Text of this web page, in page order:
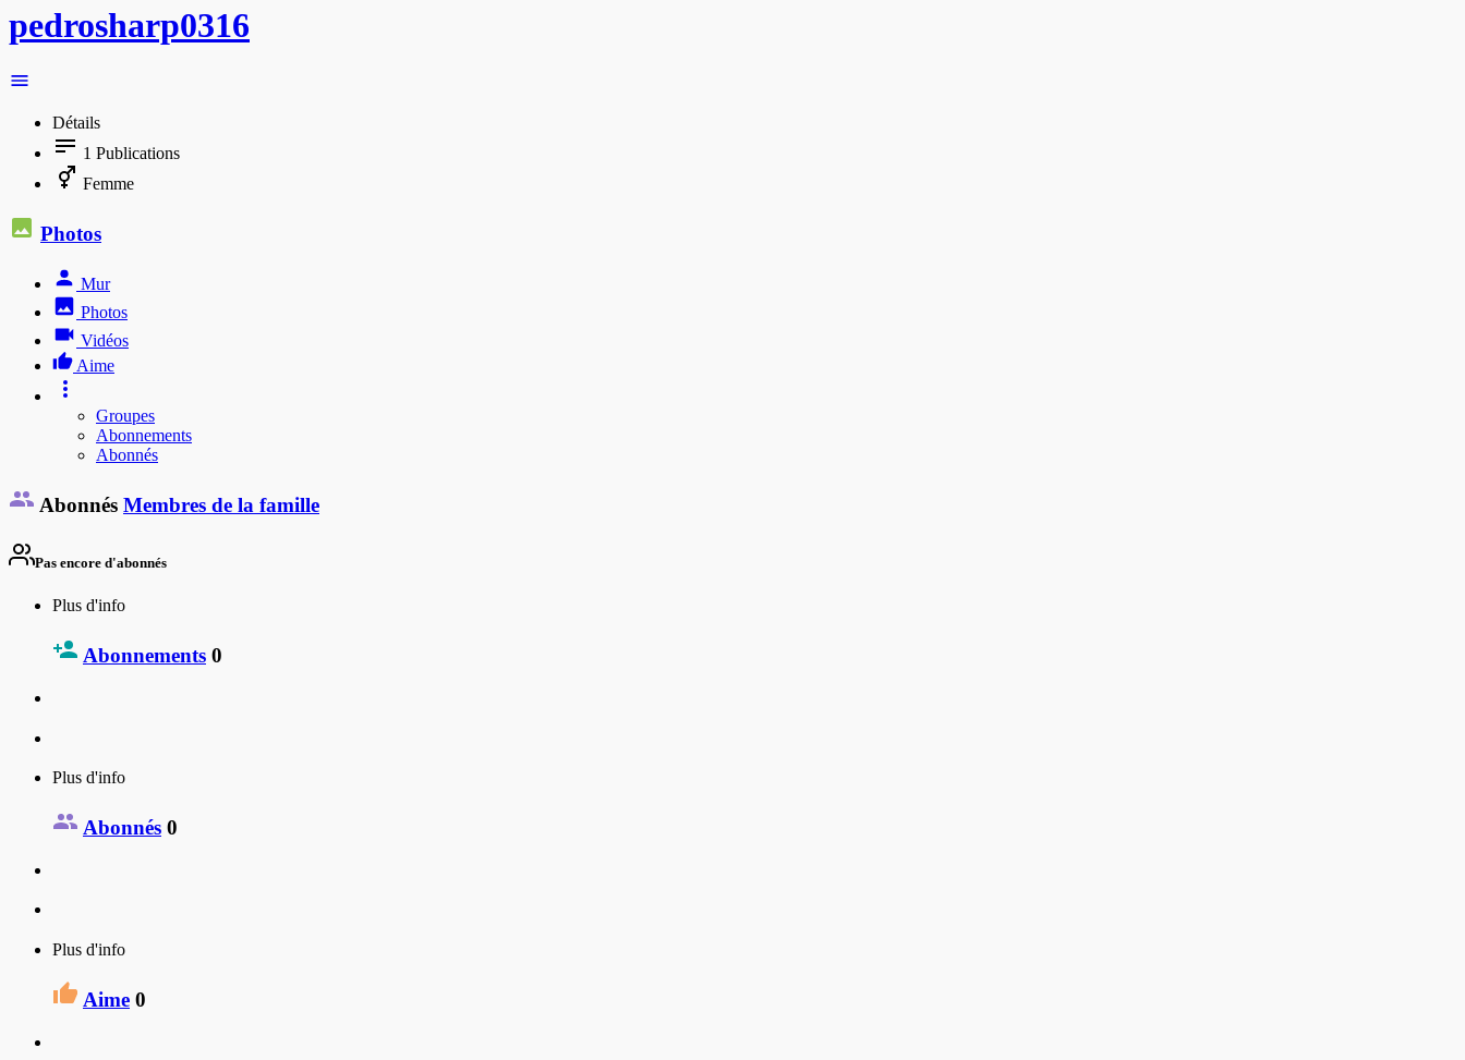
pedrosharp0316
Détails
1 Publications
Femme
Photos
Mur
Photos
Vidéos
Aime
Groupes
Abonnements
Abonnés
Abonnés Membres de la famille
Pas encore d'abonnés
Plus d'info
Abonnements 0
Plus d'info
Abonnés 0
Plus d'info
Aime 0